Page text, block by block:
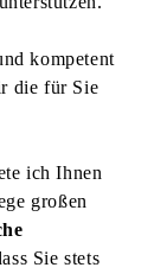
kompetent
die für Sie
ich Ihnen
großen
Sie stets